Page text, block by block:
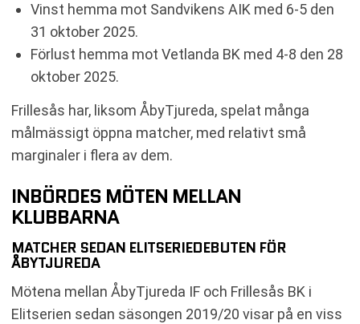
Vinst hemma mot Sandvikens AIK med 6-5 den
31 oktober 2025.
Förlust hemma mot Vetlanda BK med 4-8 den 28
oktober 2025.
Frillesås har, liksom ÅbyTjureda, spelat många
målmässigt öppna matcher, med relativt små
marginaler i flera av dem.
INBÖRDES MÖTEN MELLAN
KLUBBARNA
MATCHER SEDAN ELITSERIEDEBUTEN FÖR
ÅBYTJUREDA
Mötena mellan ÅbyTjureda IF och Frillesås BK i
Elitserien sedan säsongen 2019/20 visar på en viss